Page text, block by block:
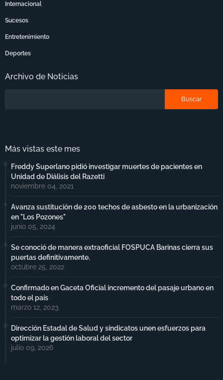
Internacional
Sucesos
Entretenimiento
Deportes
Archivo de Noticias
Más vistas este mes
Freddy Superlano pidió investigar muertes de pacientes en
Unidad de Diálisis del Razetti
noviembre 04, 2021
Avanza sustitución de 200 techos de asbesto en la urbanización
en "Los Pozones"
junio 05, 2024
Se conoció de manera extraoficial FOSPUCA Barinas cierra sus
puertas definitivamente.
octubre 25, 2022
Confirmado en Gaceta Oficial incremento del pasaje urbano en
todo el país
marzo 12, 2023
Dirección Estadal de Salud y sindicatos unen esfuerzos para
optimizar la gestión laboral del sector
julio 09, 2026